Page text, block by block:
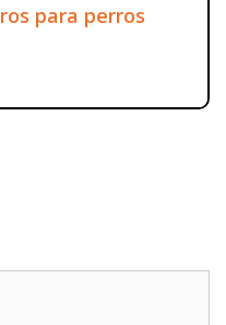
para perros